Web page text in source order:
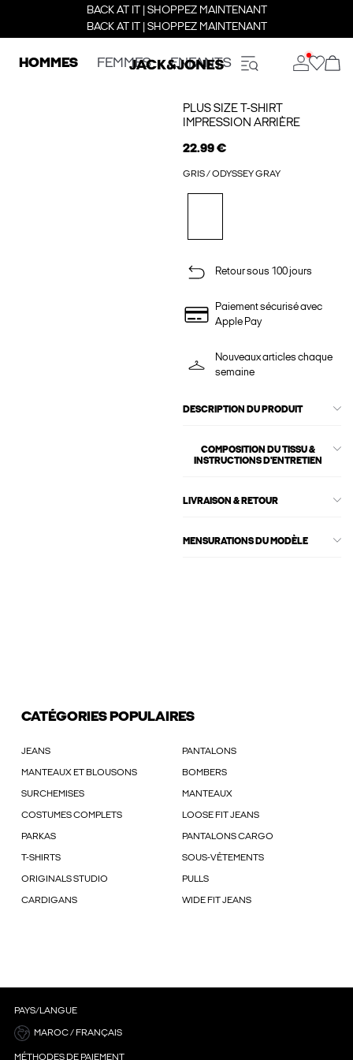
BACK AT IT | SHOPPEZ MAINTENANT
BACK AT IT | SHOPPEZ MAINTENANT
HOMMES FEMMES ENFANTS
PLUS SIZE T-SHIRT
IMPRESSION ARRIÈRE
22.99 €
GRIS / ODYSSEY GRAY
Retour sous 100 jours
Paiement sécurisé avec
Apple Pay
Nouveaux articles chaque
semaine
DESCRIPTION DU PRODUIT
COMPOSITION DU TISSU &
INSTRUCTIONS D'ENTRETIEN
LIVRAISON & RETOUR
MENSURATIONS DU MODÈLE
CATÉGORIES POPULAIRES
JEANS PANTALONS
MANTEAUX ET BLOUSONS BOMBERS
SURCHEMISES MANTEAUX
COSTUMES COMPLETS LOOSE FIT JEANS
PARKAS PANTALONS CARGO
T-SHIRTS SOUS-VÊTEMENTS
ORIGINALS STUDIO PULLS
CARDIGANS WIDE FIT JEANS
PAYS/LANGUE
MAROC / FRANÇAIS
MÉTHODES DE PAIEMENT